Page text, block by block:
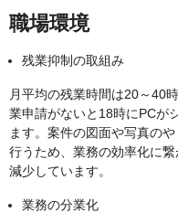
職場環境
残業抑制の取組み
月平均の残業時間は20～40
業申請がないと18時にPCが
ます。案件の図面や写真の
行うため、業務の効率化に
減少しています。
業務の分業化